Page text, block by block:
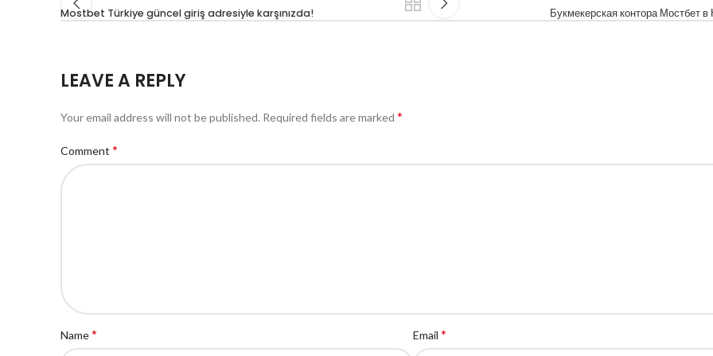
Mostbet Türkiye güncel giriş adresiyle karşınızda! Букмекерская контора Мостбет в
LEAVE A REPLY
Your email address will not be published. Required fields are marked *
Comment *
Name* Email*